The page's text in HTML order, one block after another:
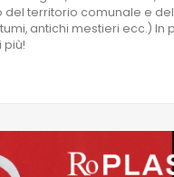
territorio comunale e
antichi mestieri ecc.) In
più!